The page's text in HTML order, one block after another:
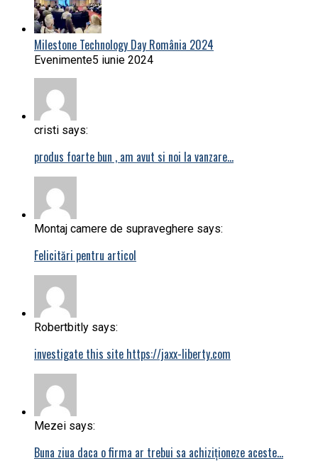
Milestone Technology Day România 2024
Evenimente5 iunie 2024
cristi says:
produs foarte bun , am avut si noi la vanzare…
Montaj camere de supraveghere says:
Felicitări pentru articol
Robertbitly says:
investigate this site https://jaxx-liberty.com
Mezei says:
Buna ziua daca o firma ar trebui sa achiziționeze aceste…